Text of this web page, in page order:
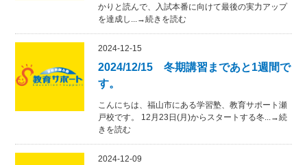
かりと読んで、入試本番に向けて最後の実力アップ
を達成し...→続きを読む
2024-12-15
2024/12/15 冬期講習まであと1週間で
す。
こんにちは、福山市にある学習塾、教育サポート瀬
戸校です。 12月23日(月)からスタートする冬...→続
きを読む
2024-12-09